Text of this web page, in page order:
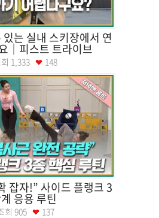
는 실내 스키장에서 연
｜피스트 트라이브
1,333 148
잡자!” 사이드 플랭크 3
응용 루틴
회 905 137